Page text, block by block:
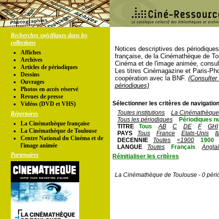
Recherches spécifiques dans les
collections
Affiches
Archives
Articles de périodiques
Dessins
Ouvrages
Photos en accés réservé
Revues de presse
Vidéos (DVD et VHS)
Répertoires
La Cinémathèque française
La Cinémathèque de Toulouse
Centre National du Cinéma et de
l'image animée
Partenaires
Notices descriptives des
française, de la Cinémathèque de
Cinéma et de l'image animée,
Les titres Cinémagazine et Paris-
coopération avec la BNF.
périodiques)
Sélectionner les critères de
Toutes institutions
La
Tous les périodiques
Périodiques
TITRE
Tous AB C DE F
GHI
PAYS
Tous France Etats-Unis
DECENNIE
Toutes <1900
1900
LANGUE
Toutes Français
Réinitialiser les critères
La Cinémathèque de Toulouse - 0